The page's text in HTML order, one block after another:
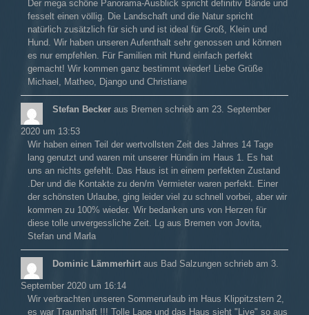
Der mega schöne Panorama-Ausblick spricht definitiv Bände und
fesselt einen völlig. Die Landschaft und die Natur spricht
natürlich zusätzlich für sich und ist ideal für Groß, Klein und
Hund. Wir haben unseren Aufenthalt sehr genossen und können
es nur empfehlen. Für Familien mit Hund einfach perfekt
gemacht! Wir kommen ganz bestimmt wieder! Liebe Grüße
Michael, Matheo, Django und Christiane
Stefan Becker aus Bremen schrieb am 23. September
2020 um 13:53
Wir haben einen Teil der wertvollsten Zeit des Jahres 14 Tage
lang genutzt und waren mit unserer Hündin im Haus 1. Es hat
uns an nichts gefehlt. Das Haus ist in einem perfekten Zustand
.Der und die Kontakte zu den/m Vermieter waren perfekt. Einer
der schönsten Urlaube, ging leider viel zu schnell vorbei, aber wir
kommen zu 100% wieder. Wir bedanken uns von Herzen für
diese tolle unvergessliche Zeit. Lg aus Bremen von Jovita,
Stefan und Marla
Dominic Lämmerhirt aus Bad Salzungen schrieb am 3.
September 2020 um 16:14
Wir verbrachten unseren Sommerurlaub im Haus Klippitzstern 2,
es war Traumhaft !!! Tolle Lage und das Haus sieht "Live" so aus